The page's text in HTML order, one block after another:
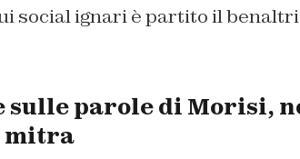
social ignari è partito il
sulle parole di Morisi,
mitra